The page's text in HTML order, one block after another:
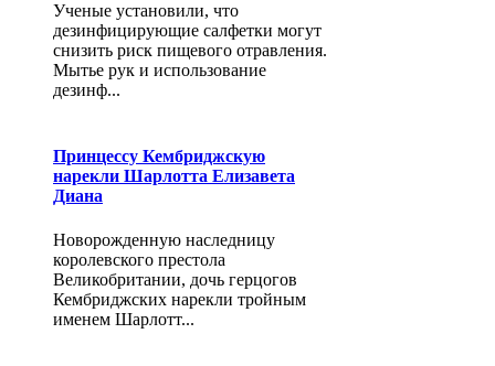
Ученые установили, что
дезинфицирующие салфетки могут
снизить риск пищевого отравления.
Мытье рук и использование
дезинф...
Принцессу Кембриджскую
нарекли Шарлотта Елизавета
Диана
Новорожденную наследницу
королевского престола
Великобритании, дочь герцогов
Кембриджских нарекли тройным
именем Шарлотт...